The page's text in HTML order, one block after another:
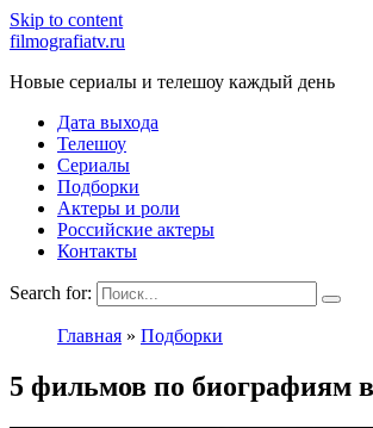
Skip to content
filmografiatv.ru
Новые сериалы и телешоу каждый день
Дата выхода
Телешоу
Сериалы
Подборки
Актеры и роли
Российские актеры
Контакты
Search for:
Главная » Подборки
5 фильмов по биографиям